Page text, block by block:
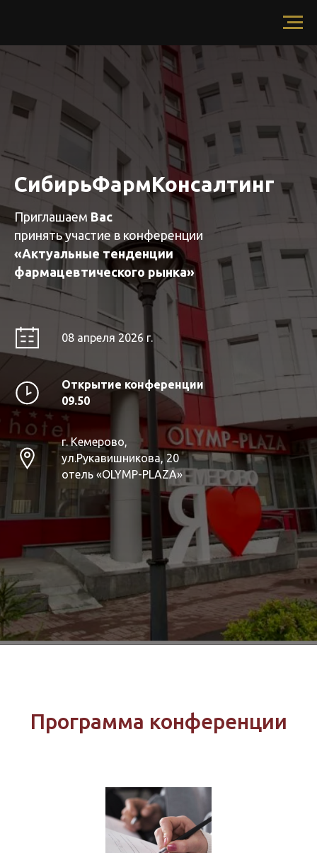
СибирьФармКонсалтинг
Приглашаем Вас
принять участие в конференции
«Актуальные тенденции
фармацевтического рынка»
08 апреля 2026 г.
Открытие конференции
09.50
г. Кемерово,
ул.Рукавишникова, 20
отель «OLYMP-PLAZA»
Программа конференции